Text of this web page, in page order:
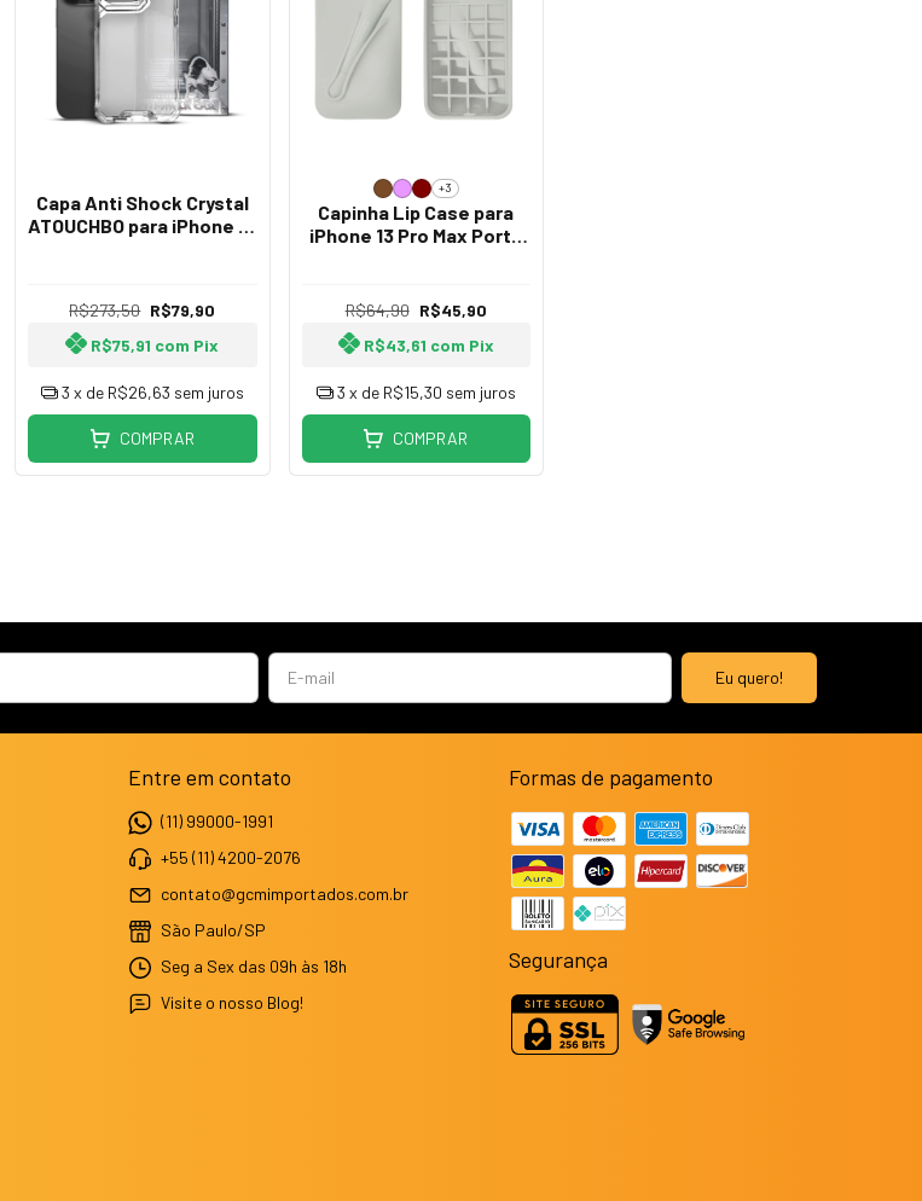
Capa Anti Shock Crystal
ATOUCHBO para iPhone 13
R$273,50 R$79,90
R$75,91 com Pix
3 x de R$26,63 sem juros
COMPRAR
+3
Capinha Lip Case para
iPhone 13 Pro Max Porta
R$64,90 R$45,90
R$43,61 com Pix
3 x de R$15,30 sem juros
COMPRAR
Entre em contato
(11) 99000-1991
+55 (11) 4200-2076
contato@gcmimportados.com.br
São Paulo/SP
Seg a Sex das 09h às 18h
Visite o nosso Blog!
Formas de pagamento
Segurança